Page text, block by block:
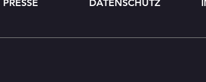
PRESSE DATENSCHUTZ